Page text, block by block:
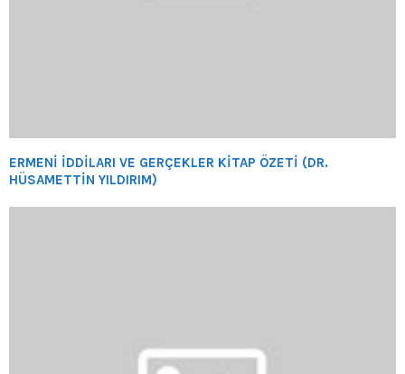
ERMENİ İDDİLARI VE GERÇEKLER KİTAP ÖZETİ (DR.
HÜSAMETTİN YILDIRIM)